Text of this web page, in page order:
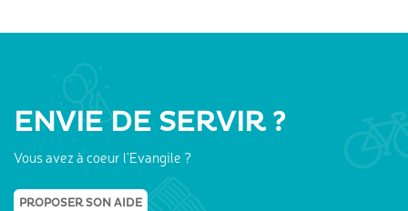
ENVIE DE SERVIR ?
Vous avez à coeur l'Evangile ?
PROPOSER SON AIDE